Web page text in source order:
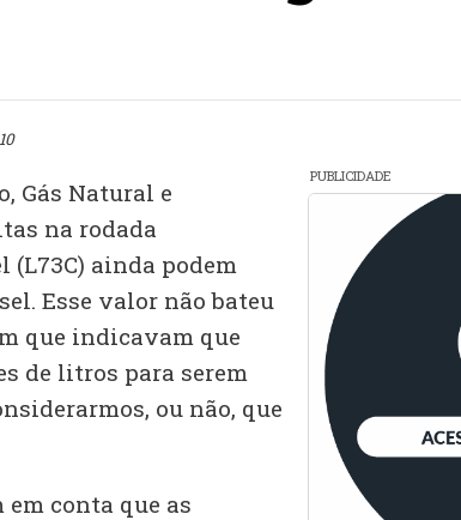
Gás Natural e
na rodada
(L73C) ainda podem
Esse valor não bateu
que indicavam que
de litros para serem
ou não, que
em conta que as
PUBLICIDADE